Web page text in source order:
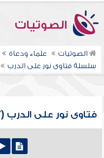
الصوتيات
الصوتيات علماء ودعاة
سلسلة فتاوى نور على الدرب
فتاوى نور على الدرب (467)